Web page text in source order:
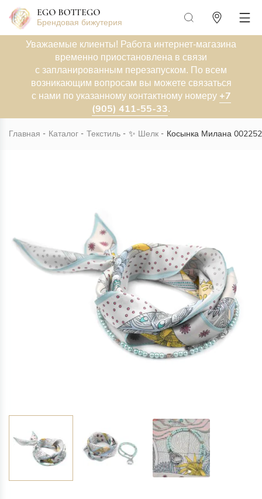
Брендовая бижутерия
Уважаемые клиенты! Работа интернет-магазина
временно приостановлена в связи
с запланированным перезапуском. По всем
возникающим вопросам вы можете связаться
с нами по указанному контактному номеру +7
(905) 411-55-33.
Главная Каталог Текстиль ✨ Шелк Косынка Милана